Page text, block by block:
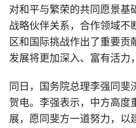
对和平与繁荣的共同愿景基
战略伙伴关系，合作领域不
区和国际挑战作出了重要贡
发展将更加深入、富有活力
同日，国务院总理李强同斐
贺电。李强表示，中方高度
展，愿同斐方一道努力，以